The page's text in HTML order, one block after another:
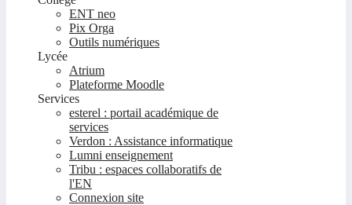
ENT neo
Pix Orga
Outils numériques
Lycée
Atrium
Plateforme Moodle
Services
esterel : portail académique de
services
Verdon : Assistance informatique
Lumni enseignement
Tribu : espaces collaboratifs de
l'EN
Connexion site